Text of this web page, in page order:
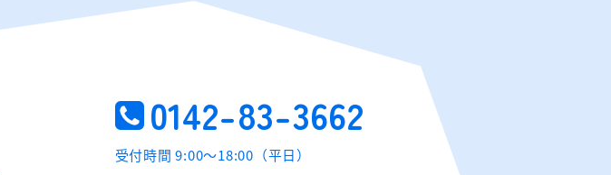
0142-83-3662
受付時間 9:00～18:00（平日）